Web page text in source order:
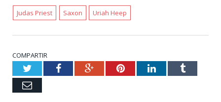
Judas Priest Saxon Uriah Heep
COMPARTIR
TwitterFacebookGoogle+PinterestLinkedInTumblr
Email